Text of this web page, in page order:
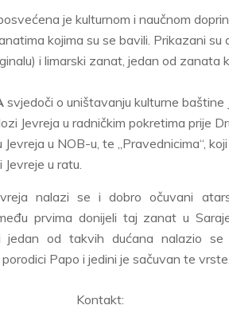
je kulturnom i naučnom
kojima su se bavili. Prikazani su
i limarski zanat, jedan od zanata
svjedoči o uništavanju kulturne baštine
Jevreja u radničkim pokretima prije
u NOB-u, te „Pravednicima“,
u ratu.
nalazi se i dobro očuvani
prvima donijeli taj zanat u
jedan od takvih dućana nalazio se
Papo i jedini je sačuvan te vrste.
Kontakt: